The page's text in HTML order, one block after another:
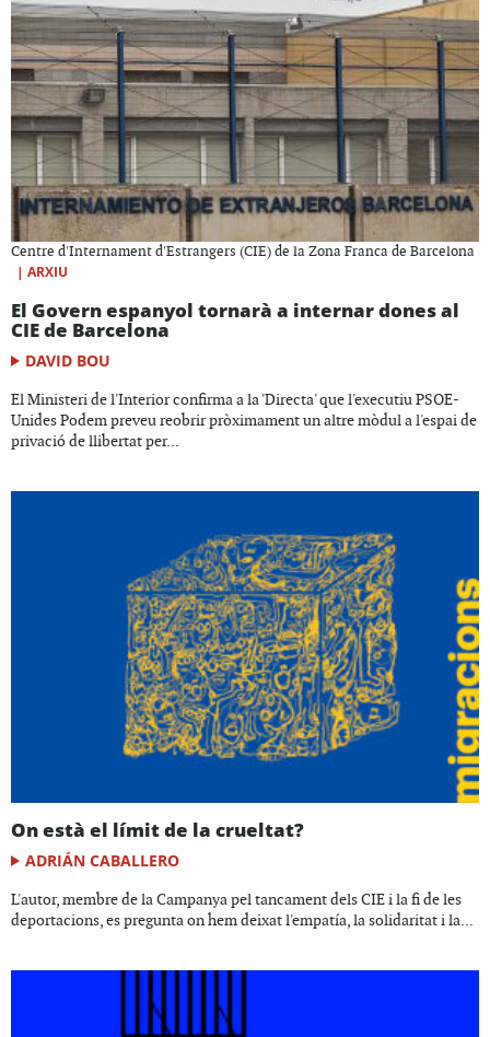
Centre d'Internament d'Estrangers (CIE) de la Zona Franca de Barcelona
| ARXIU
El Govern espanyol tornarà a internar dones al
CIE de Barcelona
DAVID BOU
El Ministeri de l'Interior confirma a la 'Directa' que l'executiu PSOE-
Unides Podem preveu reobrir pròximament un altre mòdul a l'espai de
privació de llibertat per...
On està el límit de la crueltat?
ADRIÁN CABALLERO
L'autor, membre de la Campanya pel tancament dels CIE i la fi de les
deportacions, es pregunta on hem deixat l'empatía, la solidaritat i la...